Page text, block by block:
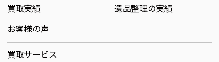
買取実績
遺品整理の実績
お客様の声
買取サービス